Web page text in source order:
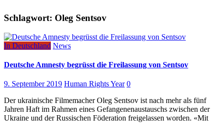
Schlagwort: Oleg Sentsov
In Deutschland News
Deutsche Amnesty begrüsst die Freilassung von Sentsov
9. September 2019 Human Rights Year 0
Der ukrainische Filmemacher Oleg Sentsov ist nach mehr als fünf
Jahren Haft im Rahmen eines Gefangenenaustauschs zwischen der
Ukraine und der Russischen Föderation freigelassen worden. «Mit